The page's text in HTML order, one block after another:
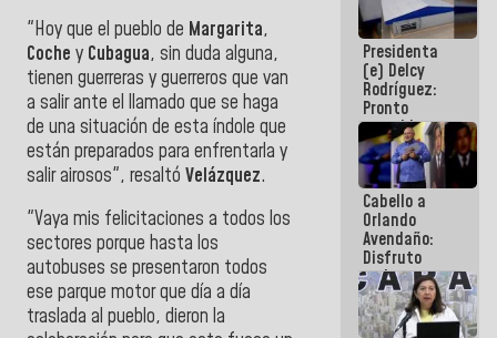
"Hoy que el pueblo de Margarita,
Coche y Cubagua, sin duda alguna,
tienen guerreras y guerreros que van
a salir ante el llamado que se haga
de una situación de esta índole que
están preparados para enfrentarla y
salir airosos", resaltó Velázquez.
"Vaya mis felicitaciones a todos los
sectores porque hasta los
autobuses se presentaron todos
ese parque motor que día a día
traslada al pueblo, dieron la
Presidenta
(e) Delcy
Rodríguez:
Pronto
restableceremos
las
operaciones
en el
Aeropuerto
Internacional
de
Maiquetía
Cabello a
Orlando
Avendaño:
Disfruto
cada vez
que escribes
porque lo